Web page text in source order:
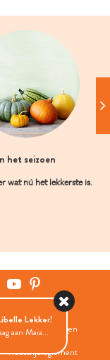
het seizoen
wat nú het lekkerste is.
Cookies instellingen
Wedstrijdreglement
Lekker!
aan Maia...